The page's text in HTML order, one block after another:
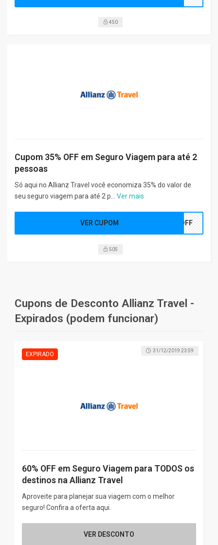
450
Cupom 35% OFF em Seguro Viagem para até 2
pessoas
Só aqui no Allianz Travel você economiza 35% do valor de
seu seguro viagem para até 2 p... Ver mais
VER CUPOM 5OFF
505
60% OFF em Seguro Viagem para TODOS os
destinos na Allianz Travel
Aproveite para planejar sua viagem com o melhor
seguro! Confira a oferta aqui.
31/12/2019 23:59
VER DESCONTO